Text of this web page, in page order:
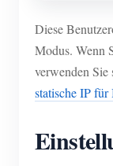
Diese
Modus. Wenn
verwenden Sie
statische IP